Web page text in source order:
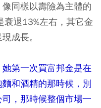
同樣以壽險為主體的
退13%左右，其它金
成長。
第一次買富邦金是在
和酒精的那時候，別
，那時候整個市場一